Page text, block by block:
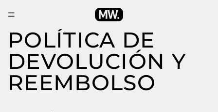
POLÍTICA DE
DEVOLUCIÓN Y
REEMBOLSO